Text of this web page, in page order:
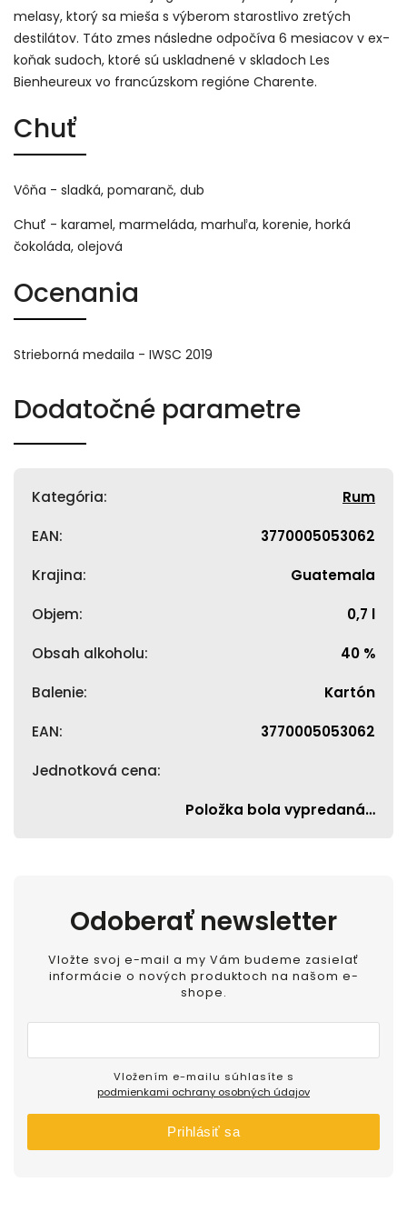
melasy, ktorý sa mieša s výberom starostlivo zretých
destilátov. Táto zmes následne odpočíva 6 mesiacov v ex-
koňak sudoch, ktoré sú uskladnené v skladoch Les
Bienheureux vo francúzskom regióne Charente.
Chuť
Vôňa - sladká, pomaranč, dub
Chuť - karamel, marmeláda, marhuľa, korenie, horká
čokoláda, olejová
Ocenania
Strieborná medaila - IWSC 2019
Dodatočné parametre
Kategória: Rum
EAN: 3770005053062
Krajina: Guatemala
Objem: 0,7 l
Obsah alkoholu: 40 %
Balenie: Kartón
EAN: 3770005053062
Jednotková cena:
Položka bola vypredaná…
Odoberať newsletter
Vložte svoj e-mail a my Vám budeme zasielať
informácie o nových produktoch na našom e-
shope.
podmienkami ochrany osobných údajov
Prihlásiť sa